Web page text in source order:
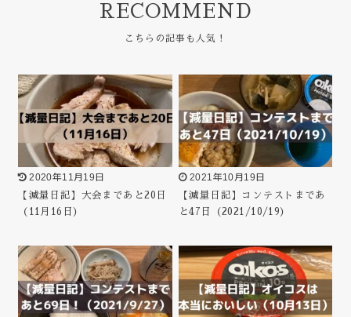
RECOMMEND
2020年11月19日
【減量日記】大会まであと20日
（11月16日）
2021年10月19日
【減量日記】コンテストまであ
と47日（2021/10/19）